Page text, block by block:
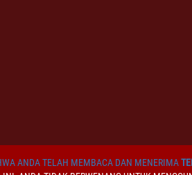
ANDA TELAH MEMBACA DAN MENERIMA